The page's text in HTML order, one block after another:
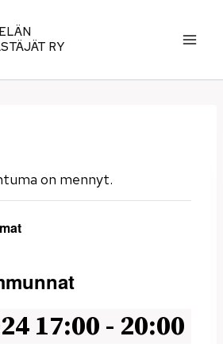
RY
on mennyt.
17:00 - 20:00